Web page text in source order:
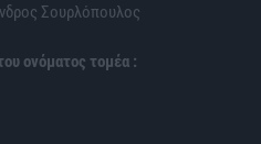
Σουρλόπουλος
ονόματος τομέα :